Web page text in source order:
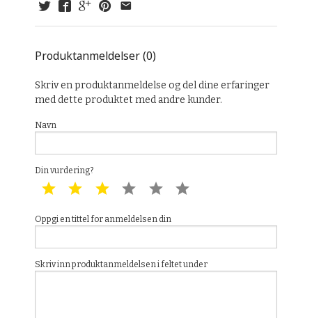
Produktanmeldelser (0)
Skriv en produktanmeldelse og del dine erfaringer
med dette produktet med andre kunder.
Navn
Din vurdering?
1 star 2 star 3 star 4 star 5 star
Oppgi en tittel for anmeldelsen din
Skriv inn produktanmeldelsen i feltet under